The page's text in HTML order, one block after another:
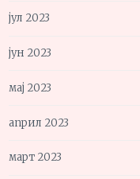
јул 2023
јун 2023
мај 2023
април 2023
март 2023